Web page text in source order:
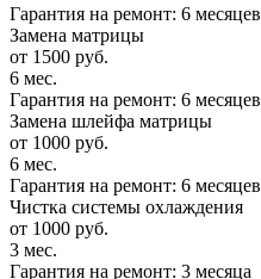
Гарантия на ремонт: 6 месяцев
Замена матрицы
от 1500 руб.
6 мес.
Гарантия на ремонт: 6 месяцев
Замена шлейфа матрицы
от 1000 руб.
6 мес.
Гарантия на ремонт: 6 месяцев
Чистка системы охлаждения
от 1000 руб.
3 мес.
Гарантия на ремонт: 3 месяца